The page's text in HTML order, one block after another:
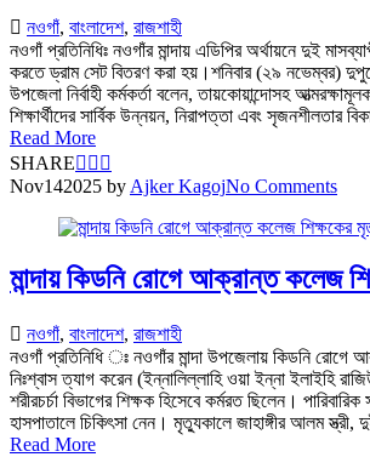
নওগাঁ, বাংলাদেশ, রাজশাহী
নওগাঁ প্রতিনিধিঃ নওগাঁর মান্দায় এডিপির অর্থায়নে দুই
করতে ড্রাম সেট বিতরণ করা হয়।শনিবার (২৯ নভেম্বর)
উপজেলা নির্বাহী কর্মকর্তা বলেন, তায়কোয়ান্দোসহ
শিক্ষার্থীদের সার্বিক উন্নয়ন, নিরাপত্তা এবং সৃজনশীলতার
Read More
SHARE
Nov142025 by Ajker KagojNo Comments
মান্দায় কিডনি রোগে আক্রান্ত কলেজ
নওগাঁ, বাংলাদেশ, রাজশাহী
নওগাঁ প্রতিনিধি ঃ নওগাঁর মান্দা উপজেলায় কিডনি রোগে
নিঃশ্বাস ত্যাগ করেন (ইন্নালিল্লাহি ওয়া ইন্না ইলাইহি
শরীরচর্চা বিভাগের শিক্ষক হিসেবে কর্মরত ছিলেন।
হাসপাতালে চিকিৎসা নেন। মৃত্যুকালে জাহাঙ্গীর আলম
Read More